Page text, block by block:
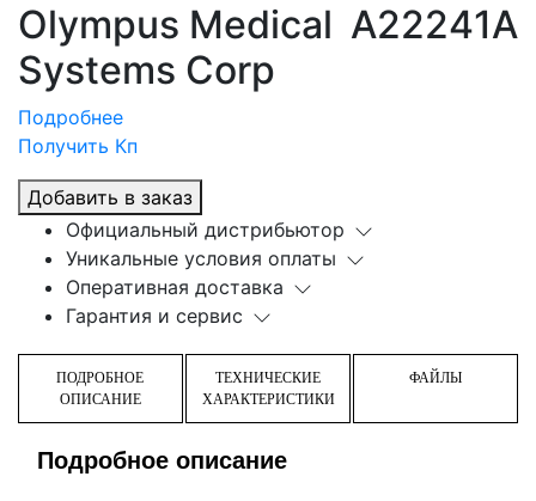
Olympus Medical
Systems Corp
A22241A
Подробнее
Получить Кп
Добавить в заказ
Официальный дистрибьютор
Уникальные условия оплаты
Оперативная доставка
Гарантия и сервис
ПОДРОБНОЕ
ОПИСАНИЕ
ТЕХНИЧЕСКИЕ
ХАРАКТЕРИСТИКИ
ФАЙЛЫ
Подробное описание